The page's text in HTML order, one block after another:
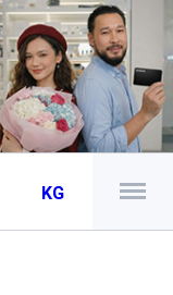
KG